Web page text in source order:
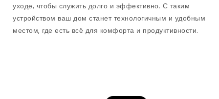
уходе, чтобы служить долго и эффективно. С таким
устройством ваш дом станет технологичным и удобным
местом, где есть всё для комфорта и продуктивности.